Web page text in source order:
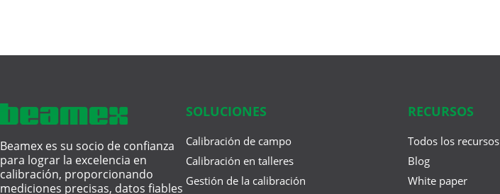
Beamex es su socio de confianza
para lograr la excelencia en
calibración, proporcionando
mediciones precisas, datos fiables
SOLUCIONES
Calibración de campo
Calibración en talleres
Gestión de la calibración
RECURSOS
Todos los recursos
Blog
White paper